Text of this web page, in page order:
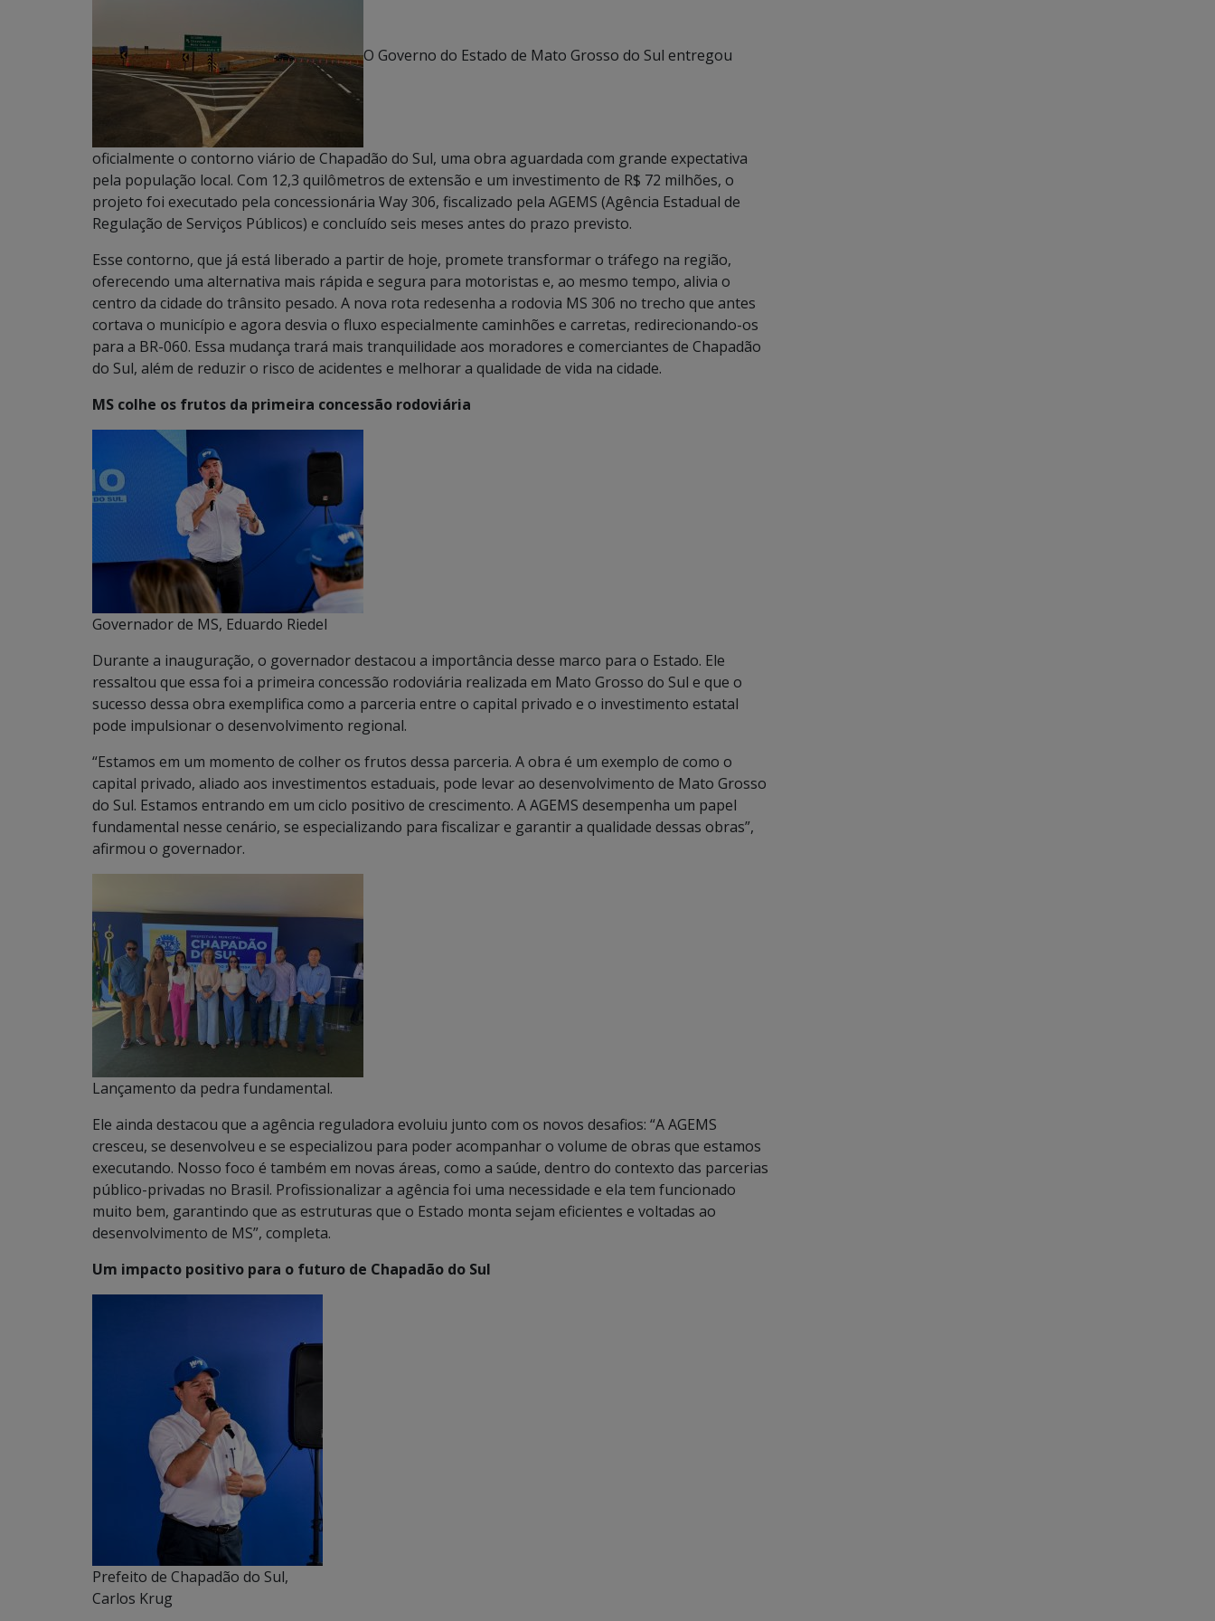
O Governo do Estado de Mato Grosso do Sul entregou
oficialmente o contorno viário de Chapadão do Sul, uma obra aguardada com grande expectativa
pela população local. Com 12,3 quilômetros de extensão e um investimento de R$ 72 milhões, o
projeto foi executado pela concessionária Way 306, fiscalizado pela AGEMS (Agência Estadual de
Regulação de Serviços Públicos) e concluído seis meses antes do prazo previsto.
Esse contorno, que já está liberado a partir de hoje, promete transformar o tráfego na região,
oferecendo uma alternativa mais rápida e segura para motoristas e, ao mesmo tempo, alivia o
centro da cidade do trânsito pesado. A nova rota redesenha a rodovia MS 306 no trecho que antes
cortava o município e agora desvia o fluxo especialmente caminhões e carretas, redirecionando-os
para a BR-060. Essa mudança trará mais tranquilidade aos moradores e comerciantes de Chapadão
do Sul, além de reduzir o risco de acidentes e melhorar a qualidade de vida na cidade.
MS colhe os frutos da primeira concessão rodoviária
Governador de MS, Eduardo Riedel
Durante a inauguração, o governador destacou a importância desse marco para o Estado. Ele
ressaltou que essa foi a primeira concessão rodoviária realizada em Mato Grosso do Sul e que o
sucesso dessa obra exemplifica como a parceria entre o capital privado e o investimento estatal
pode impulsionar o desenvolvimento regional.
“Estamos em um momento de colher os frutos dessa parceria. A obra é um exemplo de como o
capital privado, aliado aos investimentos estaduais, pode levar ao desenvolvimento de Mato Grosso
do Sul. Estamos entrando em um ciclo positivo de crescimento. A AGEMS desempenha um papel
fundamental nesse cenário, se especializando para fiscalizar e garantir a qualidade dessas obras”,
afirmou o governador.
Lançamento da pedra fundamental.
Ele ainda destacou que a agência reguladora evoluiu junto com os novos desafios: “A AGEMS
cresceu, se desenvolveu e se especializou para poder acompanhar o volume de obras que estamos
executando. Nosso foco é também em novas áreas, como a saúde, dentro do contexto das parcerias
público-privadas no Brasil. Profissionalizar a agência foi uma necessidade e ela tem funcionado
muito bem, garantindo que as estruturas que o Estado monta sejam eficientes e voltadas ao
desenvolvimento de MS”, completa.
Um impacto positivo para o futuro de Chapadão do Sul
Prefeito de Chapadão do Sul,
Carlos Krug